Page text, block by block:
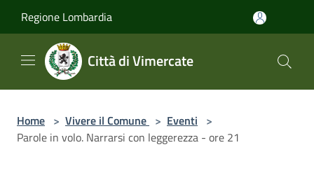
Regione Lombardia
Città di Vimercate
Home > Vivere il Comune > Eventi >
Parole in volo. Narrarsi con leggerezza - ore 21